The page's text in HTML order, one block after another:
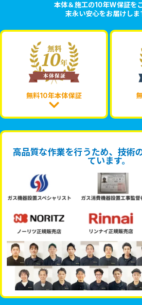
本体＆施工の10年W保証をご
末永い安心をお届けしま
無料10年本体保証
高品質な作業を行うため、技術
ています。